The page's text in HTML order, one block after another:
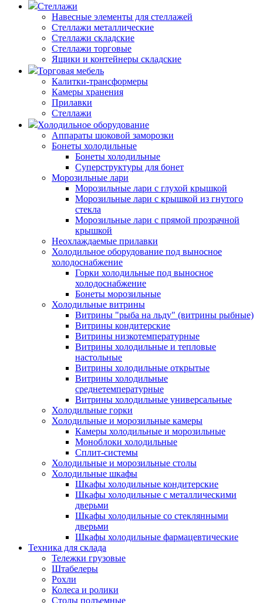
Стеллажи
Навесные элементы для стеллажей
Стеллажи металлические
Стеллажи складские
Стеллажи торговые
Ящики и контейнеры складские
Торговая мебель
Калитки-трансформеры
Камеры хранения
Прилавки
Стеллажи
Холодильное оборудование
Аппараты шоковой заморозки
Бонеты холодильные
Бонеты холодильные
Суперструктуры для бонет
Морозильные лари
Морозильные лари с глухой крышкой
Морозильные лари с крышкой из гнутого
стекла
Морозильные лари с прямой прозрачной
крышкой
Неохлаждаемые прилавки
Холодильное оборудование под выносное
холодоснабжение
Горки холодильные под выносное
холодоснабжение
Бонеты морозильные
Холодильные витрины
Витрины "рыба на льду" (витрины рыбные)
Витрины кондитерские
Витрины низкотемпературные
Витрины холодильные и тепловые
настольные
Витрины холодильные открытые
Витрины холодильные
среднетемпературные
Витрины холодильные универсальные
Холодильные горки
Холодильные и морозильные камеры
Камеры холодильные и морозильные
Моноблоки холодильные
Сплит-системы
Холодильные и морозильные столы
Холодильные шкафы
Шкафы холодильные кондитерские
Шкафы холодильные с металлическими
дверьми
Шкафы холодильные со стеклянными
дверьми
Шкафы холодильные фармацевтические
Техника для склада
Тележки грузовые
Штабелеры
Рохли
Колеса и ролики
Столы подъемные